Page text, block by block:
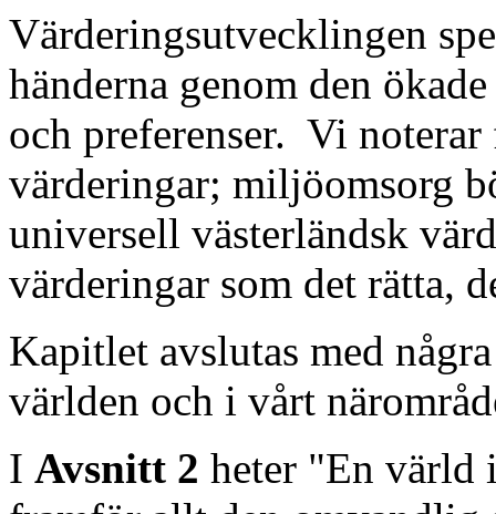
Värderingsutvecklingen
händerna genom den
och preferenser. Vi noterar
värderingar; miljöomsorg
universell västerländsk
värderingar som det rätta,
Kapitlet avslutas med
världen och i vårt
I Avsnitt 2 heter "En värld